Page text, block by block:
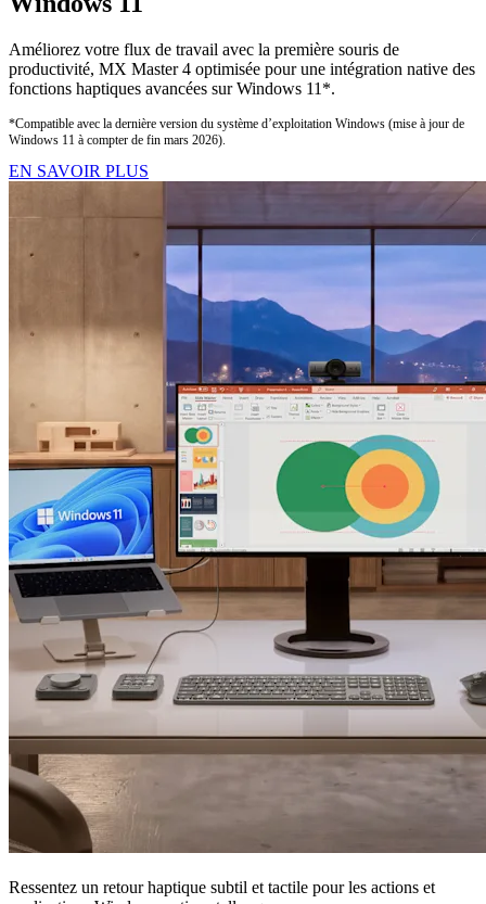
Améliorez votre flux de travail avec la première souris de
productivité, MX Master 4 optimisée pour une intégration native des
fonctions haptiques avancées sur Windows 11*.
*Compatible avec la dernière version du système d’exploitation Windows (mise à jour de
Windows 11 à compter de fin mars 2026).
EN SAVOIR PLUS
Ressentez un retour haptique subtil et tactile pour les actions et